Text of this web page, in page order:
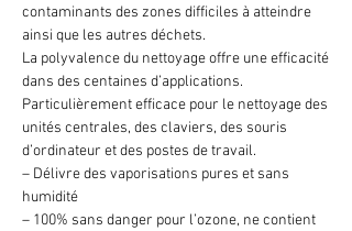
contaminants des zones difficiles à atteindre
ainsi que les autres déchets.
La polyvalence du nettoyage offre une efficacité
dans des centaines d’applications.
Particulièrement efficace pour le nettoyage des
unités centrales, des claviers, des souris
d’ordinateur et des postes de travail.
– Délivre des vaporisations pures et sans
humidité
– 100% sans danger pour l’ozone, ne contient